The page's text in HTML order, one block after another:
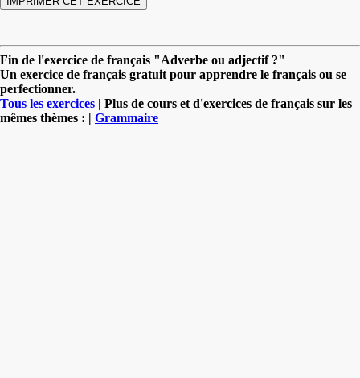
Fin de l'exercice de français "Adverbe ou adjectif ?"
Un exercice de français gratuit pour apprendre le français ou se
perfectionner.
Tous les exercices | Plus de cours et d'exercices de français sur les
mêmes thèmes : | Grammaire